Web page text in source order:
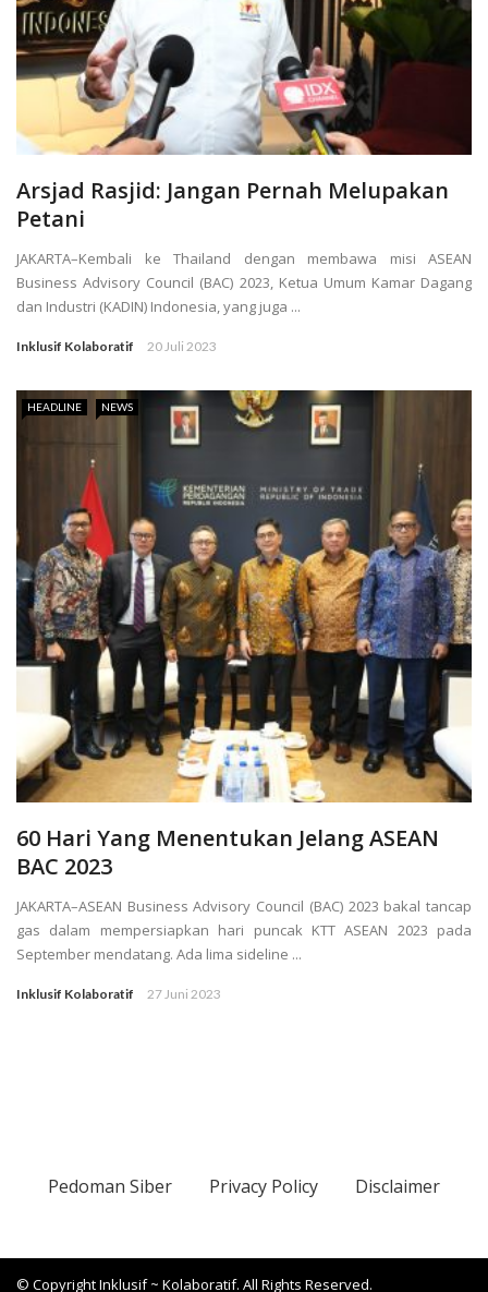
Arsjad Rasjid: Jangan Pernah Melupakan
Petani
JAKARTA–Kembali ke Thailand dengan membawa misi ASEAN
Business Advisory Council (BAC) 2023, Ketua Umum Kamar Dagang
dan Industri (KADIN) Indonesia, yang juga ...
Inklusif Kolaboratif 20 Juli 2023
HEADLINE NEWS
60 Hari Yang Menentukan Jelang ASEAN
BAC 2023
JAKARTA–ASEAN Business Advisory Council (BAC) 2023 bakal tancap
gas dalam mempersiapkan hari puncak KTT ASEAN 2023 pada
September mendatang. Ada lima sideline ...
Inklusif Kolaboratif 27 Juni 2023
Pedoman Siber Privacy Policy Disclaimer
© Copyright Inklusif ~ Kolaboratif. All Rights Reserved.